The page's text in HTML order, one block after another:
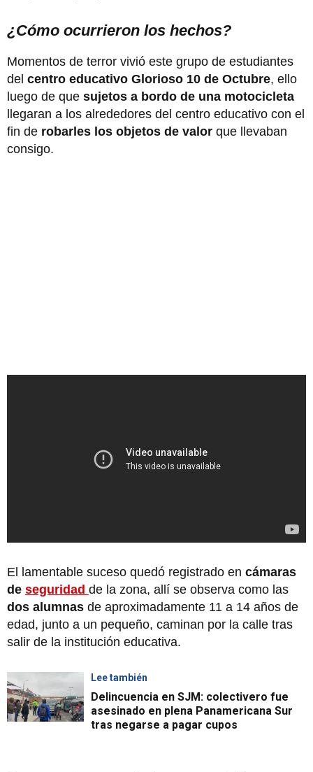
¿Cómo ocurrieron los hechos?
Momentos de terror vivió este grupo de estudiantes
del centro educativo Glorioso 10 de Octubre, ello
luego de que sujetos a bordo de una motocicleta
llegaran a los alrededores del centro educativo con el
fin de robarles los objetos de valor que llevaban
consigo.
El lamentable suceso quedó registrado en cámaras
de seguridad de la zona, allí se observa como las
dos alumnas de aproximadamente 11 a 14 años de
edad, junto a un pequeño, caminan por la calle tras
salir de la institución educativa.
Lee también
Delincuencia en SJM: colectivero fue
asesinado en plena Panamericana Sur
tras negarse a pagar cupos